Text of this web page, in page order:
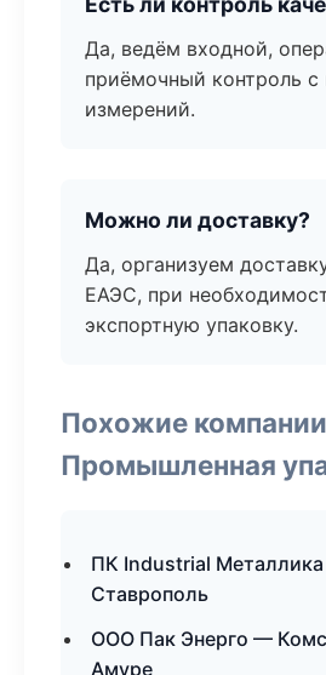
Да, ведём входной,
приёмочный контроль с
измерений.
Можно ли доставку?
Да, организуем
ЕАЭС, при
экспортную упаковку.
Похожие
Промышленная
ПК Industrial
Ставрополь
ООО Пак Энерго —
Амуре